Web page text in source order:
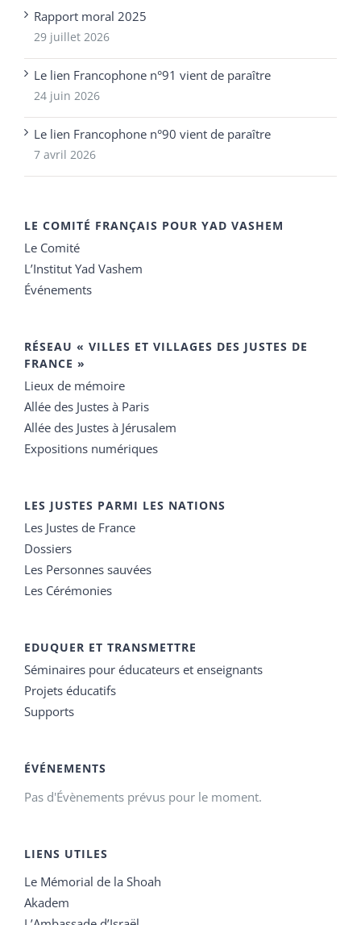
Rapport moral 2025
29 juillet 2026
Le lien Francophone n°91 vient de paraître
24 juin 2026
Le lien Francophone n°90 vient de paraître
7 avril 2026
LE COMITÉ FRANÇAIS POUR YAD VASHEM
Le Comité
L’Institut Yad Vashem
Événements
RÉSEAU « VILLES ET VILLAGES DES JUSTES DE
FRANCE »
Lieux de mémoire
Allée des Justes à Paris
Allée des Justes à Jérusalem
Expositions numériques
LES JUSTES PARMI LES NATIONS
Les Justes de France
Dossiers
Les Personnes sauvées
Les Cérémonies
EDUQUER ET TRANSMETTRE
Séminaires pour éducateurs et enseignants
Projets éducatifs
Supports
ÉVÉNEMENTS
Pas d'Évènements prévus pour le moment.
LIENS UTILES
Le Mémorial de la Shoah
Akadem